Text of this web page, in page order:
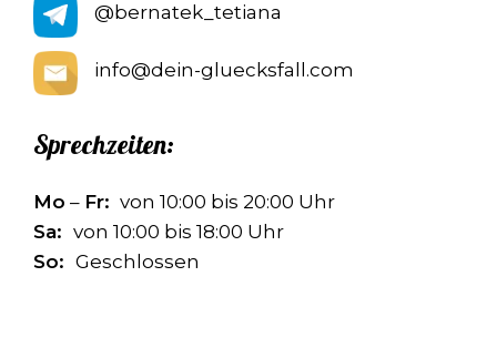
@bernatek_tetiana
info@dein-gluecksfall.com
Sprechzeiten:
Mo – Fr: von 10:00 bis 20:00 Uhr
Sa: von 10:00 bis 18:00 Uhr
So: Geschlossen